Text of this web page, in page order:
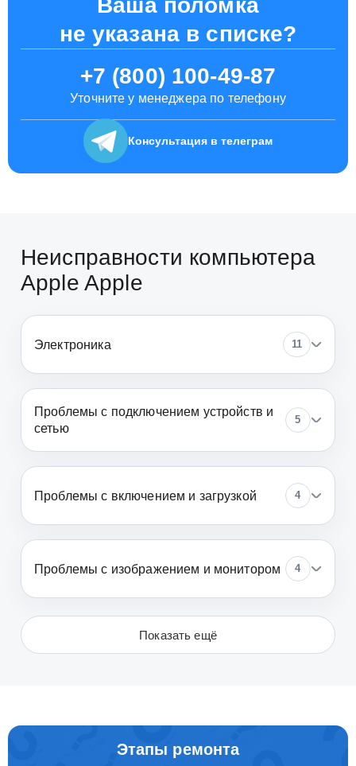
Ваша поломка
не указана в списке?
+7 (800) 100-49-87
Уточните у менеджера по телефону
Консультация в телеграм
Неисправности компьютера
Apple Apple
Электроника 11
Проблемы с подключением устройств и
сетью
5
Проблемы с включением и загрузкой 4
Проблемы с изображением и монитором 4
Показать ещё
Этапы ремонта